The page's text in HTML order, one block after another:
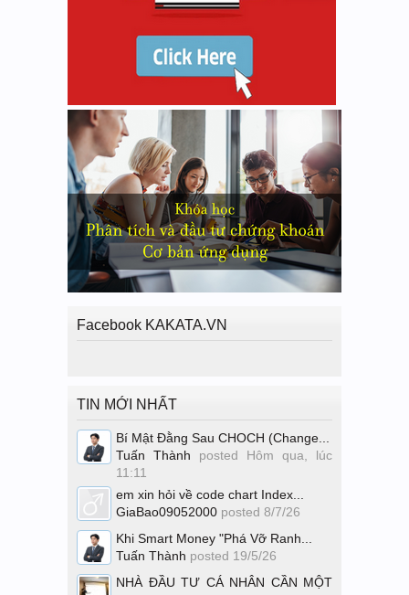
Facebook KAKATA.VN
TIN MỚI NHẤT
Bí Mật Đằng Sau CHOCH (Change...
Tuấn Thành posted Hôm qua, lúc
11:11
em xin hỏi về code chart Index...
GiaBao09052000 posted 8/7/26
Khi Smart Money "Phá Vỡ Ranh...
Tuấn Thành posted 19/5/26
NHÀ ĐẦU TƯ CÁ NHÂN CẦN MỘT